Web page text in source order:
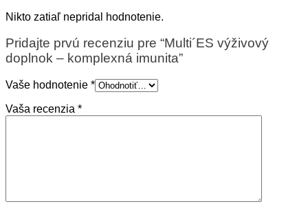
Nikto zatiaľ nepridal hodnotenie.
Pridajte prvú recenziu pre “Multi´ES výživový
doplnok – komplexná imunita”
Vaše hodnotenie *
Vaša recenzia *